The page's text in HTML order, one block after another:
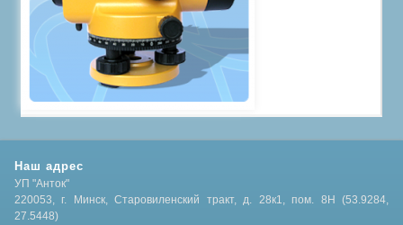
Наш адрес
УП "Анток"
220053, г. Минск, Старовиленский тракт, д. 28к1, пом. 8Н (53.9284,
27.5448)